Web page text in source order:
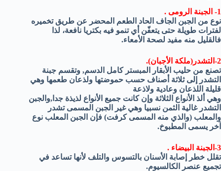
1- الجبنة الرومى .
نوع من الجبن الجاف الحاد الطعم المحضر عن طريق تخميره
لفترات طويلة حتى يتعفّن أي تنمو فيه بكتريا نافعة، لذا
فالقليل منه مفيد لصحة الأمعاء.
2-التشدر(ملكة الأجبان).
تصنع من حليب الأبقار المبستر كامل الدسم, وتقسم جبنة
التشدر إلى ثلاثة أصناف حسب حموضتها ولذعان طعمها وهي
قليلة اللذعان وعادية ولاذعة
وهي ألذ الأنواع الثلاثة وإن كانت جميع الأنواع لذيذة جدا,والجبن
التشدر غالية الثمن نسبيا وهي غير الجبن المسمى تشدر
والمعلب (والذي منه المسمى كرفت) فإن الجبن المعلب نوع
آخر يسمى المطبوخ.
3-الجبنة البيضاء .
تقلل خطر إصابة الأسنان بالتسوس والتلف لأنها تساعد في
تجميع عنصر الكالسيوم.